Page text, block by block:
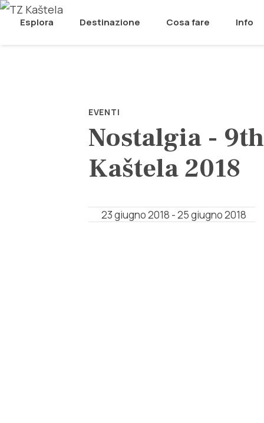
Esplora Destinazione Cosa fare Info
EVENTI
Nostalgia -
Kaštela 2018
23 giugno 2018 - 25 giugno 2018